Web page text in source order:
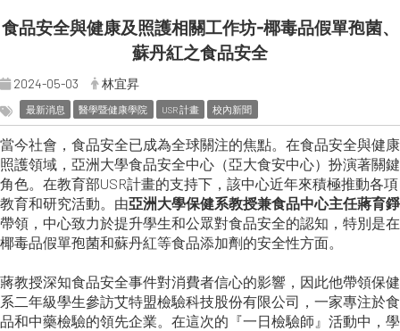
食品安全與健康及照護相關工作坊-椰毒品假單孢菌、
蘇丹紅之食品安全
2024-05-03 林宜昇
最新消息 醫學暨健康學院 USR 計畫 校內新聞
當今社會，食品安全已成為全球關注的焦點。在食品安全與健康
照護領域，亞洲大學食品安全中心（亞大食安中心）扮演著關鍵
角色。在教育部USR計畫的支持下，該中心近年來積極推動各項
教育和研究活動。由亞洲大學保健系教授兼食品中心主任蔣育錚
帶領，中心致力於提升學生和公眾對食品安全的認知，特別是在
椰毒品假單孢菌和蘇丹紅等食品添加劑的安全性方面。
蔣教授深知食品安全事件對消費者信心的影響，因此他帶領保健
系二年級學生參訪艾特盟檢驗科技股份有限公司，一家專注於食
品和中藥檢驗的領先企業。在這次的『一日檢驗師』活動中，學